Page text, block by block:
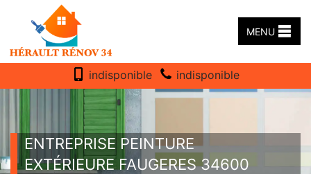
MENU
indisponible indisponible
ENTREPRISE PEINTURE
EXTÉRIEURE FAUGERES 34600